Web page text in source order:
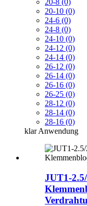
20-10 (0)
24-6 (0)
24-8 (0)
24-10 (0)
24-12 (0)
24-14 (0)
26-12 (0)
26-14 (0)
26-16 (0)
26-25 (0)
28-12 (0)
28-14 (0)
28-16 (0)
klar Anwendung
JUT1-